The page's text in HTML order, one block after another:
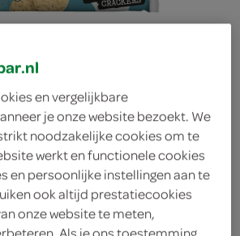
rice crackers
en vergelijkbare
je onze website bezoekt. We
noodzakelijke cookies om te
werkt en functionele cookies
en persoonlijke instellingen aan te
ook altijd prestatiecookies
onze website te meten,
Als je ons toestemming